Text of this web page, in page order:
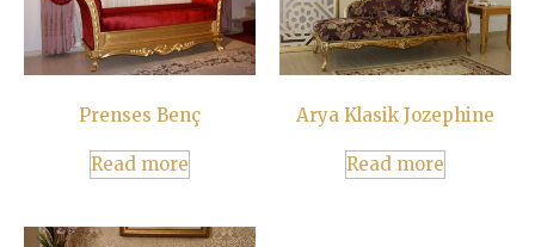
Prenses Benç
Read more
Arya Klasik Jozephine
Read more